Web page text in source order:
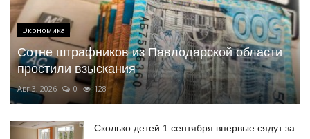
Экономика
Сотне штрафников из Павлодарской области
простили взыскания
Авг 3, 2026 0 128
Сколько детей 1 сентября впервые сядут за